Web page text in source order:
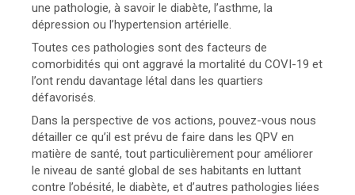
une pathologie, à savoir le diabète, l’asthme, la
dépression ou l’hypertension artérielle.
Toutes ces pathologies sont des facteurs de
comorbidités qui ont aggravé la mortalité du COVI-19 et
l’ont rendu davantage létal dans les quartiers
défavorisés.
Dans la perspective de vos actions, pouvez-vous nous
détailler ce qu’il est prévu de faire dans les QPV en
matière de santé, tout particulièrement pour améliorer
le niveau de santé global de ses habitants en luttant
contre l’obésité, le diabète, et d’autres pathologies liées